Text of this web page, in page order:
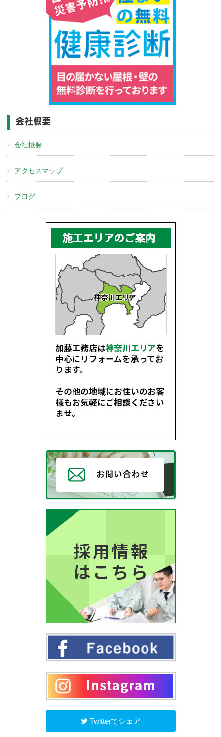
会社概要
会社概要
アクセスマップ
ブログ
Twitterでシェア